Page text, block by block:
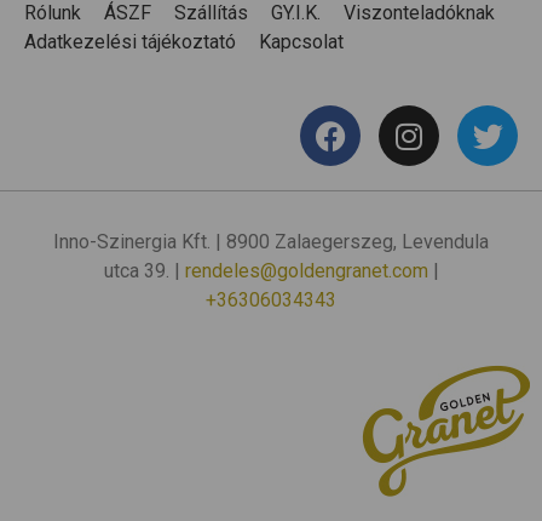
Rólunk ÁSZF Szállítás GY.I.K.
Viszonteladóknak
Adatkezelési tájékoztató
Kapcsolat
Inno-Szinergia Kft. | 8900 Zalaegerszeg, Levendula
utca 39. | rendeles@goldengranet.com
+36306034343